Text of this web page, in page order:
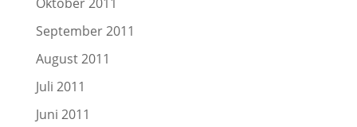
September 2011
August 2011
Juli 2011
Juni 2011